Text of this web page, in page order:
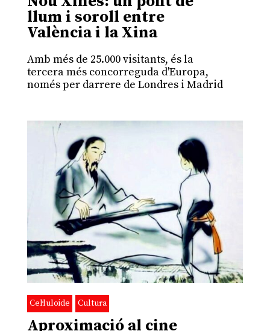
llum i soroll entre
València i la Xina
Amb més de 25.000 visitants, és la
tercera més concorreguda d'Europa,
només per darrere de Londres i Madrid
Cel·luloide Cultura
Aproximació al cine